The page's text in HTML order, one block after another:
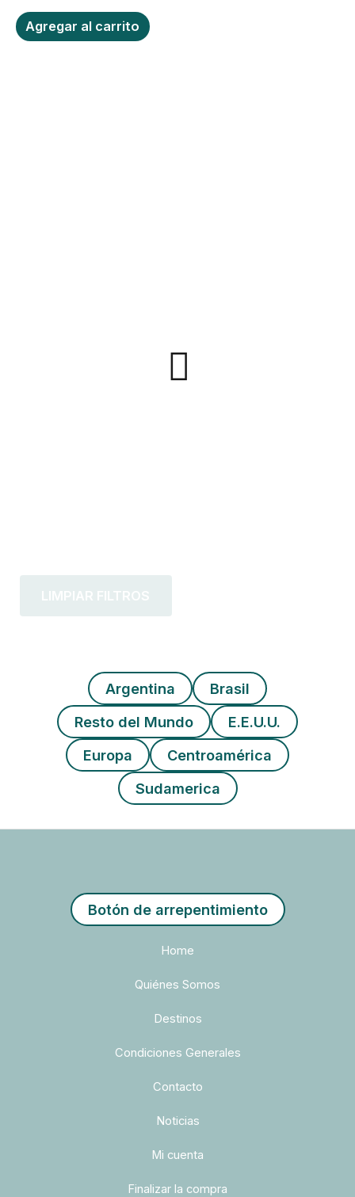
LIMPIAR FILTROS
Agregar al carrito
Argentina
Brasil
Resto del Mundo
E.E.U.U.
Europa
Centroamérica
Sudamerica
Botón de arrepentimiento
Home
Quiénes Somos
Destinos
Condiciones Generales
Contacto
Noticias
Mi cuenta
Finalizar la compra